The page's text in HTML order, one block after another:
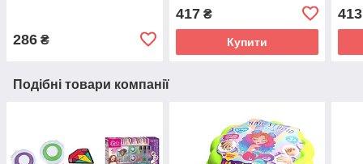
286 ₴
417₴
Купити
для
413
Подібні товари компанії